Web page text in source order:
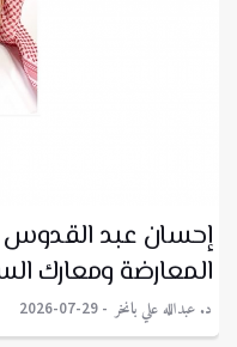
إحسان عبد القدوس
المعارضة ومعارك
د. عبدالله علي بانخر 2026-07-29